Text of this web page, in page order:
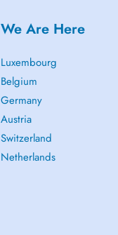
We Are Here
Luxembourg
Belgium
Germany
Austria
Switzerland
Netherlands